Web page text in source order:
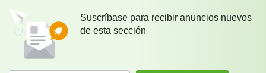
Suscríbase para recibir anuncios nuevos
de esta sección